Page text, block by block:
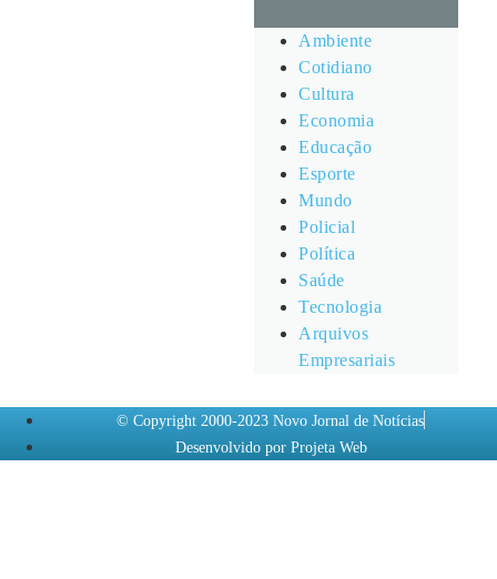
Ambiente
Cotidiano
Cultura
Economia
Educação
Esporte
Mundo
Policial
Política
Saúde
Tecnologia
Arquivos
Empresariais
© Copyright 2000-2023 Novo Jornal de Notícias
Desenvolvido por Projeta Web